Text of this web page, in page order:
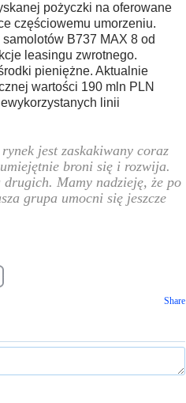
pożyczki na oferowane
częściowemu umorzeniu.
B737 MAX 8 od
leasingu zwrotnego.
pieniężne. Aktualnie
wartości 190 mln PLN
linii
jest zaskakiwany coraz
broni się i rozwija.
Mamy nadzieję, że po
grupa umocni się jeszcze
Share